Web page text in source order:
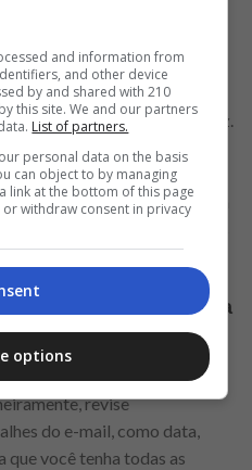
técnicas para operar
de cartazes. O
e instalar displays visuais
ofertas, promoções e
de maneira clara e eficaz.
aos detalhes, o cartazista
com a equipe de
proporcionar a consistência
visual nas operações diárias
da empresa de uma
detalhada para aumentar
revise
do e-mail, como data,
que você tenha todas as
and information from
and other device
by and shared with 210
this site. We and our partners
List of partners.
personal data on the basis
can object to by managing
link at the bottom of this page
withdraw consent in privacy
options